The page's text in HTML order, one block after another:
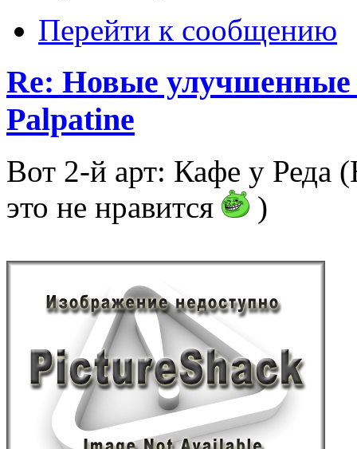
Перейти к сообщению
Re: Новые улучшенные
Palpatine
Вот 2-й арт: Кафе у Реда
это не нравится
)